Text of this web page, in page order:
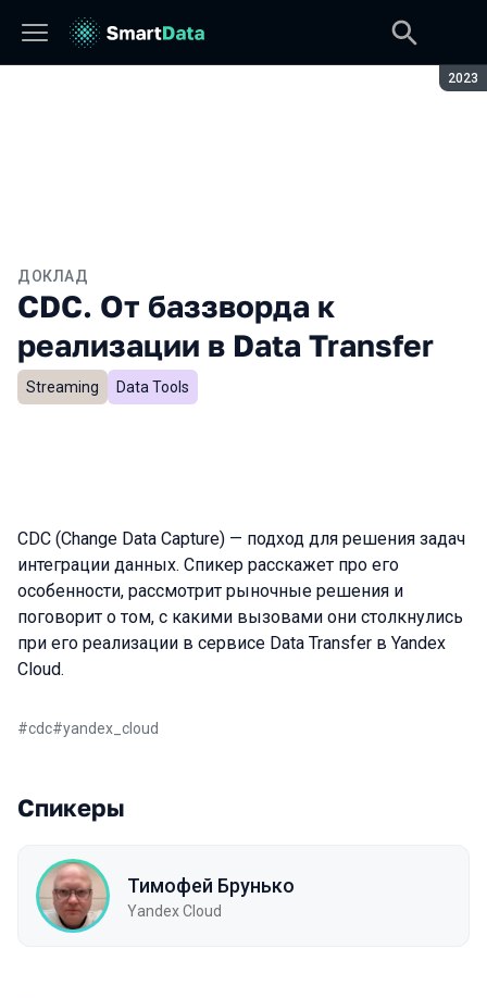
2023
ДОКЛАД
CDC. От баззворда к
реализации в Data Transfer
Streaming Data Tools
CDC (Change Data Capture) — подход для решения задач
интеграции данных. Спикер расскажет про его
особенности, рассмотрит рыночные решения и
поговорит о том, с какими вызовами они столкнулись
при его реализации в сервисе Data Transfer в Yandex
Cloud.
#cdc#yandex_cloud
Спикеры
Тимофей Брунько
Yandex Cloud